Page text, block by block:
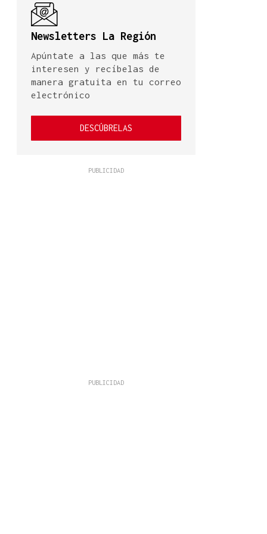
Newsletters La Región
Apúntate a las que más te
interesen y recíbelas de
manera gratuita en tu correo
electrónico
DESCÚBRELAS